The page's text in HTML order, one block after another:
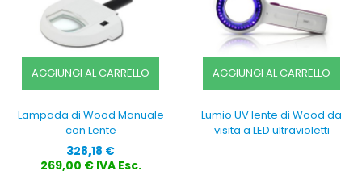
AGGIUNGI AL CARRELLO
Lampada di Wood Manuale
con Lente
Prezzo
328,18 €
269,00 € IVA Esc.
AGGIUNGI AL CARRELLO
Lumio UV lente di Wood da
visita a LED ultravioletti